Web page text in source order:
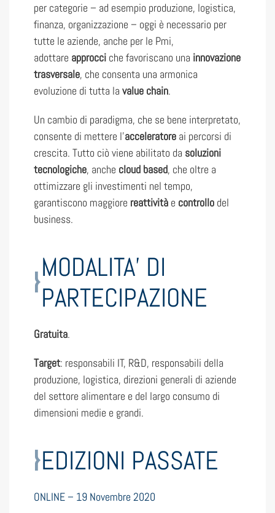
per categorie – ad esempio produzione, logistica,
finanza, organizzazione – oggi è necessario per
tutte le aziende, anche per le Pmi,
adottare approcci che favoriscano una innovazione
trasversale, che consenta una armonica
evoluzione di tutta la value chain.
Un cambio di paradigma, che se bene interpretato,
consente di mettere l’acceleratore ai percorsi di
crescita. Tutto ciò viene abilitato da soluzioni
tecnologiche, anche cloud based, che oltre a
ottimizzare gli investimenti nel tempo,
garantiscono maggiore reattività e controllo del
business.
MODALITA’ DI
PARTECIPAZIONE
Gratuita.
Target: responsabili IT, R&D, responsabili della
produzione, logistica, direzioni generali di aziende
del settore alimentare e del largo consumo di
dimensioni medie e grandi.
EDIZIONI PASSATE
ONLINE – 19 Novembre 2020